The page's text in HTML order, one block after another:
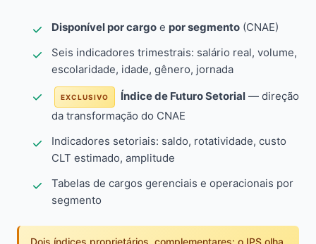
Disponível por cargo e por segmento (CNAE)
Seis indicadores trimestrais: salário real, volume,
escolaridade, idade, gênero, jornada
EXCLUSIVO Índice de Futuro Setorial — direção
da transformação do CNAE
Indicadores setoriais: saldo, rotatividade, custo
CLT estimado, amplitude
Tabelas de cargos gerenciais e operacionais por
segmento
Dois índices proprietários, complementares: o IPS olha